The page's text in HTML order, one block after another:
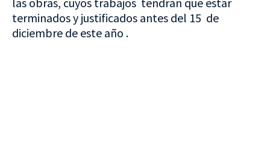
terminados y justificados antes del 15 de
diciembre de este año .